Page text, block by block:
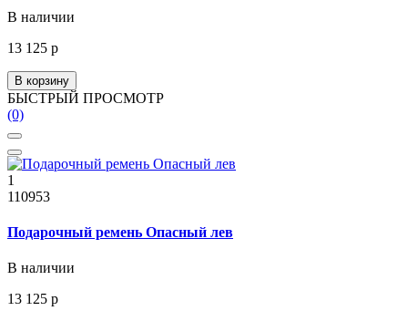
В наличии
13 125 р
В корзину
БЫСТРЫЙ ПРОСМОТР
(0)
1
110953
Подарочный ремень Опасный лев
В наличии
13 125 р